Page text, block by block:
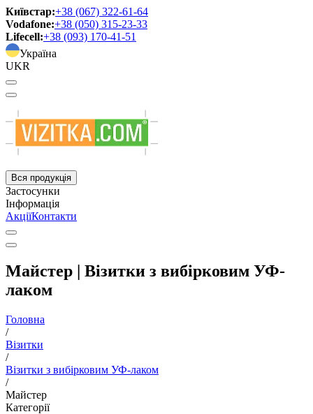
Київстар:+38 (067) 322-61-64
Vodafone:+38 (050) 315-23-33
Lifecell:+38 (093) 170-41-51
Україна
UKR
Вся продукція
Застосунки
Інформація
АкціїКонтакти
Майстер | Візитки з вибірковим УФ-
лаком
Головна
/
Візитки
/
Візитки з вибірковим УФ-лаком
/
Майстер
Категорії